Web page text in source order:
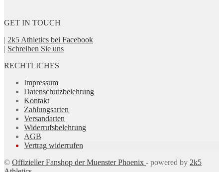
GET IN TOUCH
| 2k5 Athletics bei Facebook
| Schreiben Sie uns
RECHTLICHES
Impressum
Datenschutzbelehrung
Kontakt
Zahlungsarten
Versandarten
Widerrufsbelehrung
AGB
Vertrag widerrufen
© Offizieller Fanshop der Muenster Phoenix - powered by 2k5